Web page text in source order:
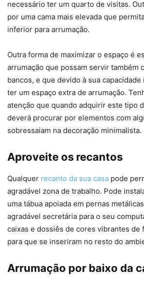
necessário ter um quarto de visitas.
por uma cama mais elevada que
inferior para arrumação.
Outra forma de maximizar o espaço é
arrumação que possam servir também
bancos, e que devido à sua
ter um espaço extra de arrumação.
atenção que quando adquirir este tipo
deverá procurar por elementos com
sobressaiam na decoração minimalista.
Aproveite os recantos
Qualquer recanto da sua casa pode
agradável zona de trabalho. Pode
uma tábua apoiada em pernas
agradável secretária para o seu
caixas e dossiês de cores vibrantes de
para que se inseriram no resto do
Arrumação por baixo da